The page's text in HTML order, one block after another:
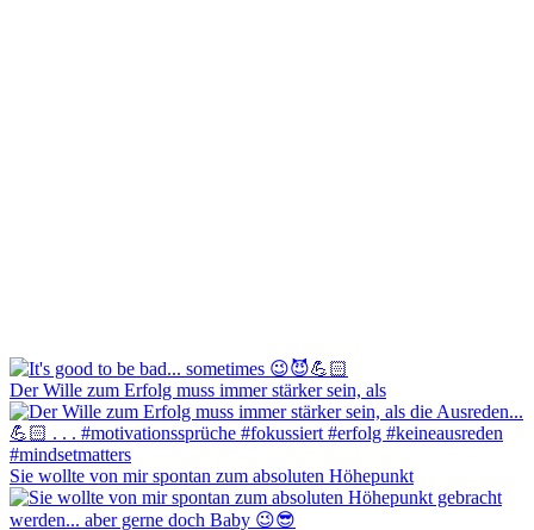
Der Wille zum Erfolg muss immer stärker sein, als
Sie wollte von mir spontan zum absoluten Höhepunkt